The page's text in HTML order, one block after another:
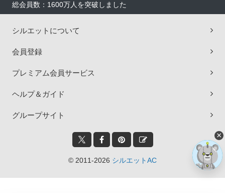
総会員数：1600万人を突破しました
シルエットについて
会員登録
プレミアム会員サービス
ヘルプ＆ガイド
グループサイト
© 2011-2026 シルエットAC
×